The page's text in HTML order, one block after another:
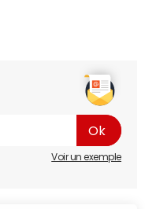
Voir un exemple